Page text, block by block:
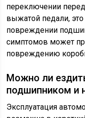
переключении
выжатой педали,
повреждении
симптомов может
повреждению
Можно ли
подшипником и
Эксплуатация